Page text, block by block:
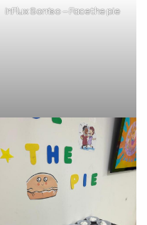
inFlux Sorriso – Face the pie